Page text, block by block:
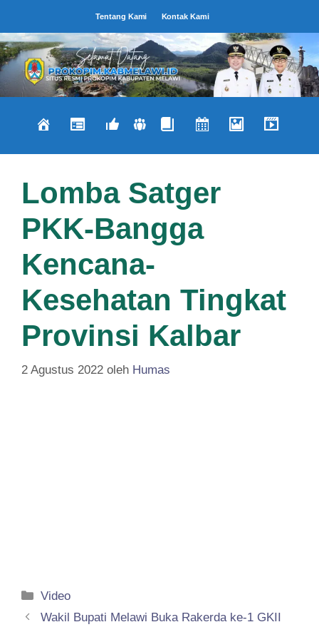
isi
Tentang Kami Kontak Kami
Lomba Satger
PKK-Bangga
Kencana-
Kesehatan Tingkat
Provinsi Kalbar
2 Agustus 2022 oleh Humas
Kategori
Video
Wakil Bupati Melawi Buka Rakerda ke-1 GKII